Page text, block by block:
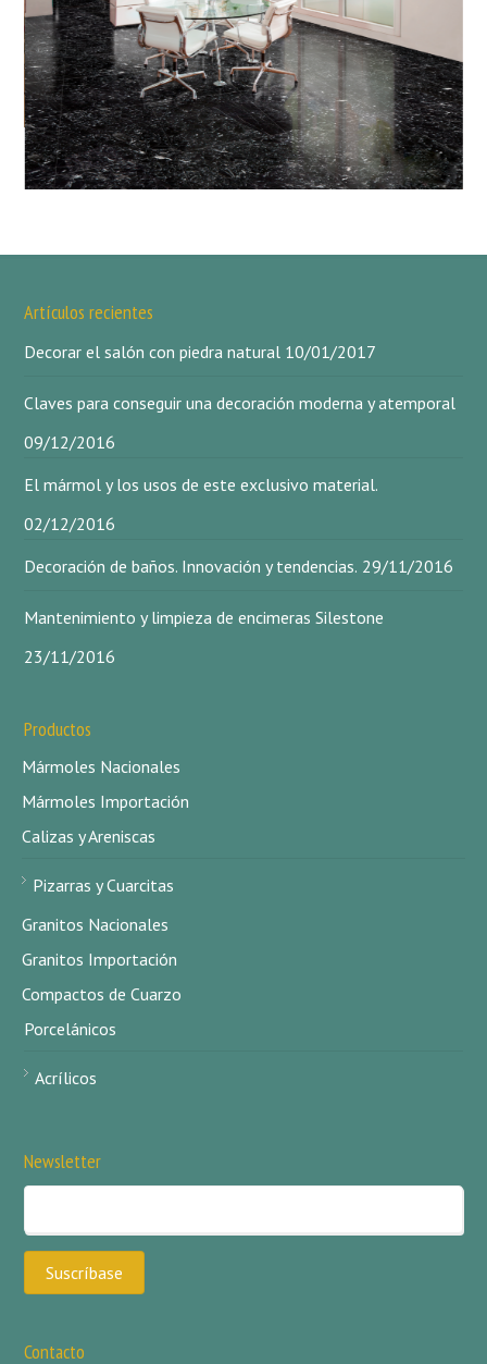
Artículos recientes
Decorar el salón con piedra natural 10/01/2017
Claves para conseguir una decoración moderna y atemporal
09/12/2016
El mármol y los usos de este exclusivo material.
02/12/2016
Decoración de baños. Innovación y tendencias. 29/11/2016
Mantenimiento y limpieza de encimeras Silestone
23/11/2016
Productos
Mármoles Nacionales
Mármoles Importación
Calizas y Areniscas
Pizarras y Cuarcitas
Granitos Nacionales
Granitos Importación
Compactos de Cuarzo
Porcelánicos
Acrílicos
Newsletter
Contacto